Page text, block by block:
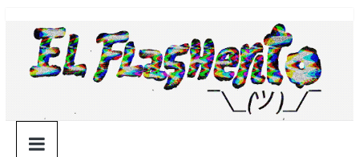
contenido
¯\_(ツ)_/
¯